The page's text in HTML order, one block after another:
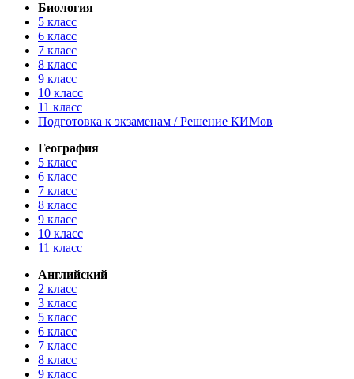
Биология
5 класс
6 класс
7 класс
8 класс
9 класс
10 класс
11 класс
Подготовка к экзаменам / Решение КИМов
География
5 класс
6 класс
7 класс
8 класс
9 класс
10 класс
11 класс
Английский
2 класс
3 класс
5 класс
6 класс
7 класс
8 класс
9 класс